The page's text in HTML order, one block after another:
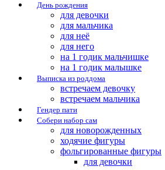
День рождения
для девочки
для мальчика
для неё
для него
на 1 годик мальчишке
на 1 годик малышке
Выписка из роддома
встречаем девочку
встречаем мальчика
Гендер пати
Собери набор сам
для новорожденных
ходячие фигуры
фольгированные фигуры
для девочки